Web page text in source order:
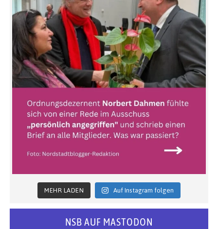
MEHR LADEN Auf Instagram folgen
NSB AUF MASTODON